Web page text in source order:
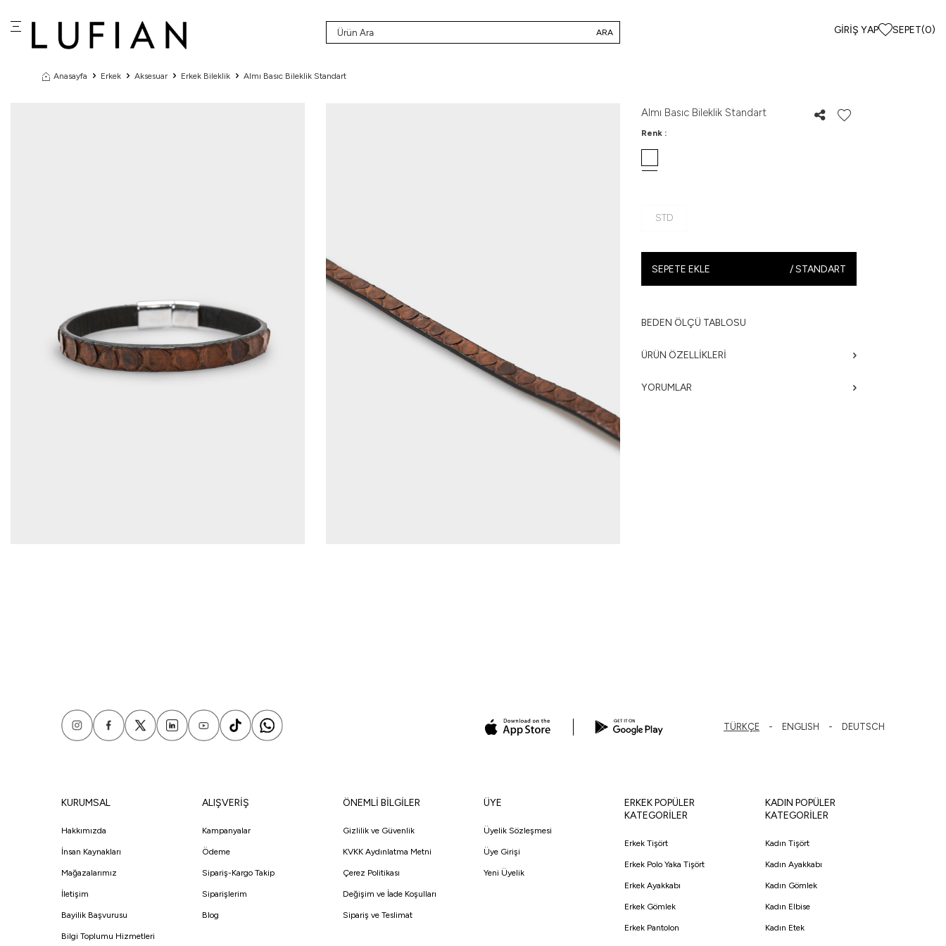
ARA GIRIŞ YAP SEPET(0)
Anasayfa Erkek Aksesuar Erkek Bileklik Almı Basıc Bileklik Standart
Almı Basıc Bileklik Standart
Renk :
STD
SEPETE EKLE /STANDART
BEDEN ÖLÇÜ TABLOSU
ÜRÜN ÖZELLIKLERI
YORUMLAR
TÜRKÇE ENGLISH DEUTSCH
KURUMSAL
Hakkımızda
İnsan Kaynakları
Mağazalarımız
İletişim
Bayilik Başvurusu
Bilgi Toplumu Hizmetleri
ALIŞVERİŞ
Kampanyalar
Ödeme
Sipariş-Kargo Takip
Siparişlerim
Blog
ÖNEMLİ BİLGİLER
Gizlilik ve Güvenlik
KVKK Aydınlatma Metni
Çerez Politikası
Değişim ve İade Koşulları
Sipariş ve Teslimat
ÜYE
Üyelik Sözleşmesi
Üye Girişi
Yeni Üyelik
ERKEK POPÜLER
KATEGORİLER
Erkek Tişört
Erkek Polo Yaka Tişört
Erkek Ayakkabı
Erkek Gömlek
Erkek Pantolon
KADIN POPÜLER
KATEGORİLER
Kadın Tişört
Kadın Ayakkabı
Kadın Gömlek
Kadın Elbise
Kadın Etek